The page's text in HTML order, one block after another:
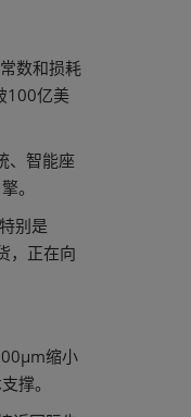
数和损耗
100亿美
、智能座
。
别是
，正在向
缩小
撑。